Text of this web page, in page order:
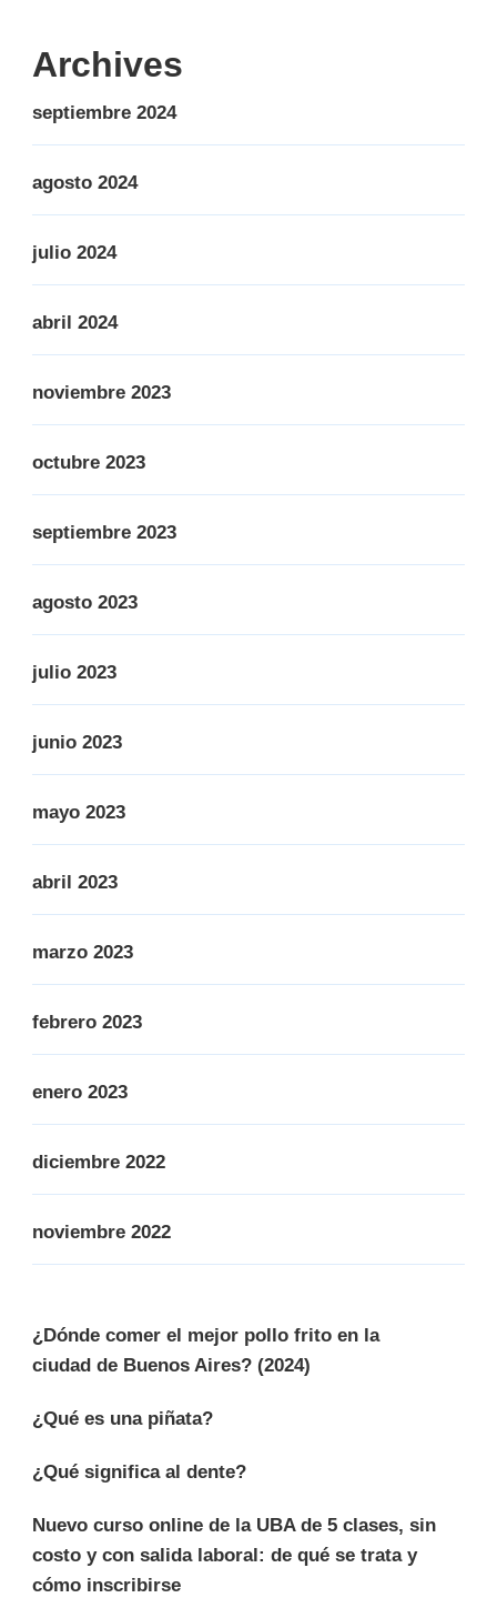
Archives
septiembre 2024
agosto 2024
julio 2024
abril 2024
noviembre 2023
octubre 2023
septiembre 2023
agosto 2023
julio 2023
junio 2023
mayo 2023
abril 2023
marzo 2023
febrero 2023
enero 2023
diciembre 2022
noviembre 2022
¿Dónde comer el mejor pollo frito en la
ciudad de Buenos Aires? (2024)
¿Qué es una piñata?
¿Qué significa al dente?
Nuevo curso online de la UBA de 5 clases, sin
costo y con salida laboral: de qué se trata y
cómo inscribirse